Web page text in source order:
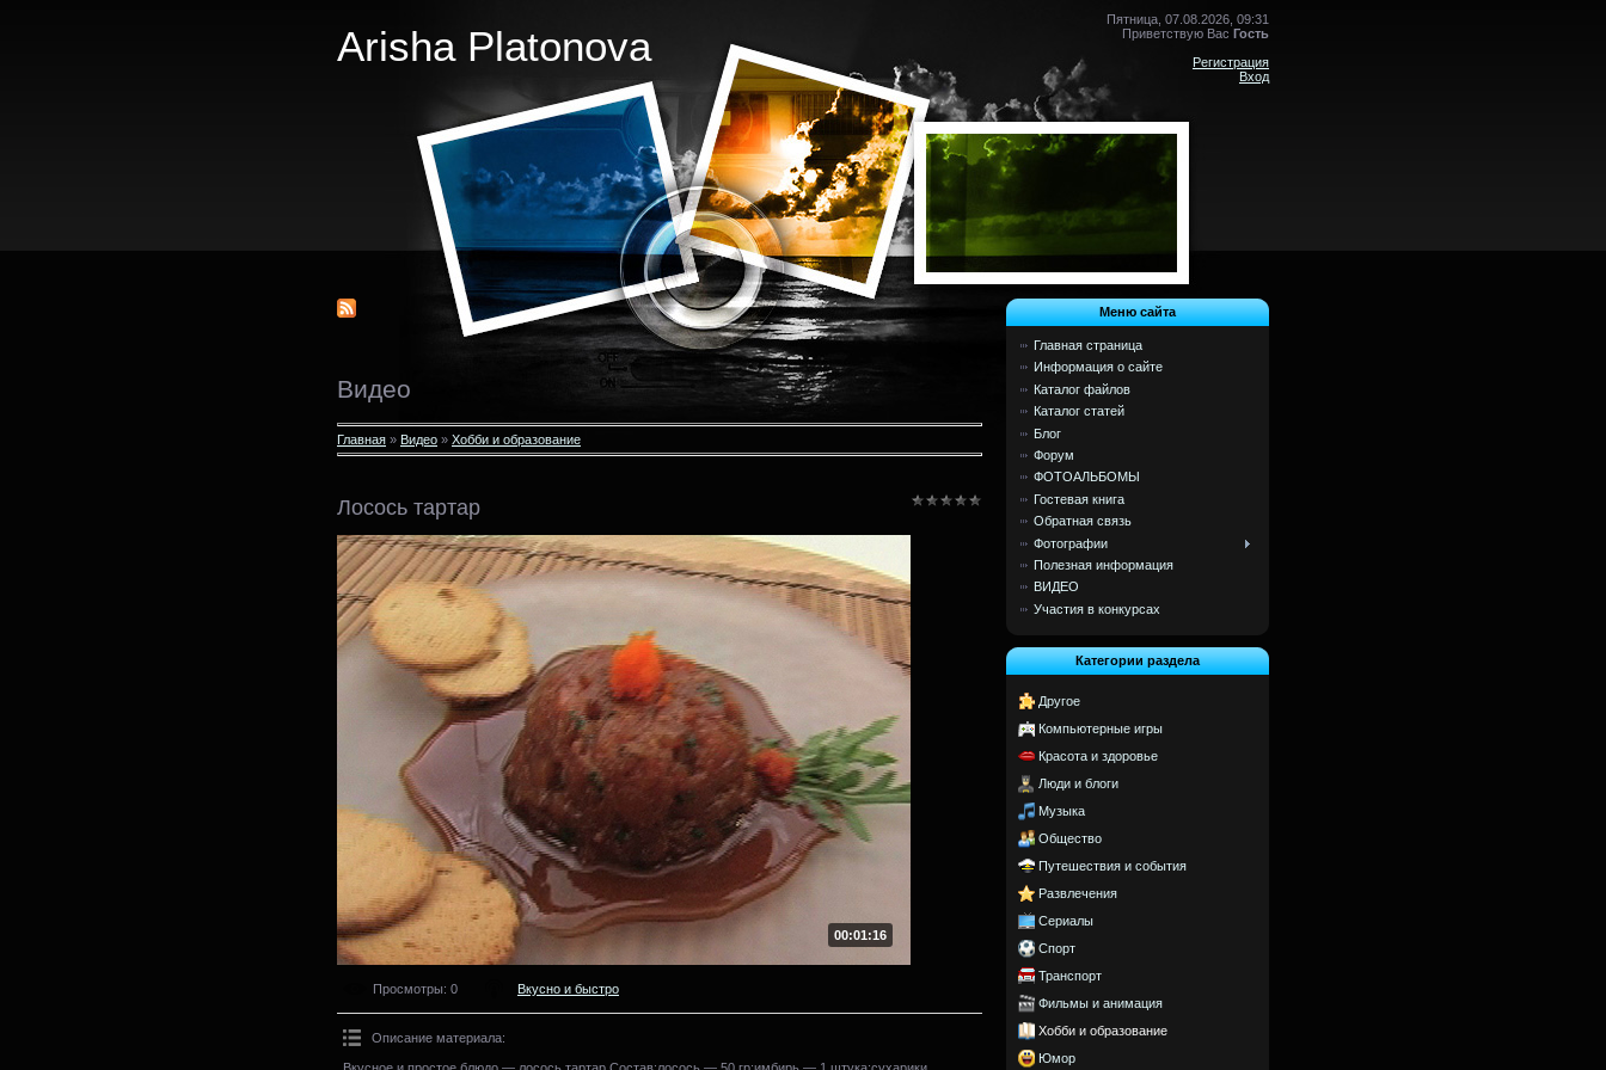
Arisha Platonova
Пятница, 07.08.2026, 09:31
Приветствую Вас Гость
Регистрация
Вход
Видео
Главная » Видео » Хобби и образование
Лосось тартар
00:01:16
Просмотры: 0 Вкусно и быстро
Описание материала:
Вкусное и простое блюдо — лосось тартар.Состав:лосось — 50 гр;имбирь — 1 штука;сухарики
Меню сайта
Главная страница
Информация о сайте
Каталог файлов
Каталог статей
Блог
Форум
ФОТОАЛЬБОМЫ
Гостевая книга
Обратная связь
Фотографии
Полезная информация
ВИДЕО
Участия в конкурсах
Категории раздела
Другое
Компьютерные игры
Красота и здоровье
Люди и блоги
Музыка
Общество
Путешествия и события
Развлечения
Сериалы
Спорт
Транспорт
Фильмы и анимация
Хобби и образование
Юмор